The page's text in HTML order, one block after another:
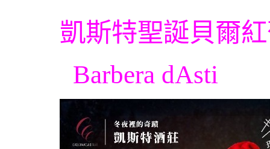
凱斯特聖誕貝爾
Barbera dAsti